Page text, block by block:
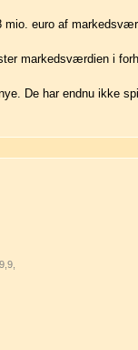
mio. euro af
markedsværdien i
De har endnu ikke